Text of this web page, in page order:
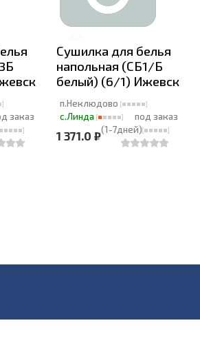
заказ
Сушилка для белья
напольная (СБ1/Б
белый) (6/1) Ижевск
п.Неклюдово
с.Линда
под заказ
(1-7дней)
1 371.0 ₽